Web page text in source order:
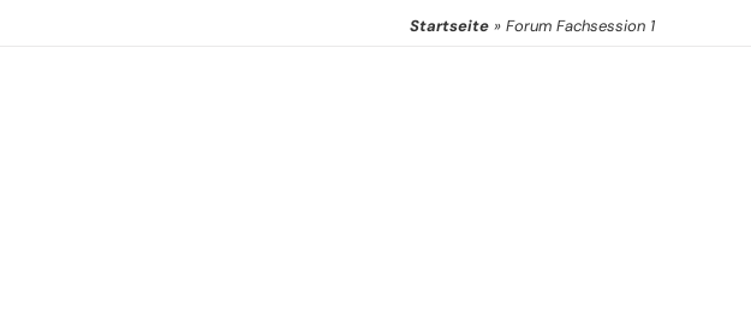
Startseite »Forum Fachsession 1